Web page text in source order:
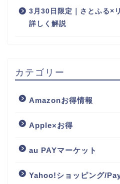
3月30日限定｜さとふる×
詳しく解説
カテゴリー
Amazonお得情報
Apple×お得
au PAYマーケット
Yahoo!ショッピング/